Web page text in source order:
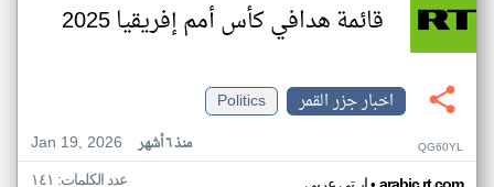
قائمة هدافي كأس أمم إفريقيا 2025
اخبار جزر القمر
Politics
Jan 19, 2026
منذ ٦ أشهر QG60YL
عدد الكلمات: ١٤١